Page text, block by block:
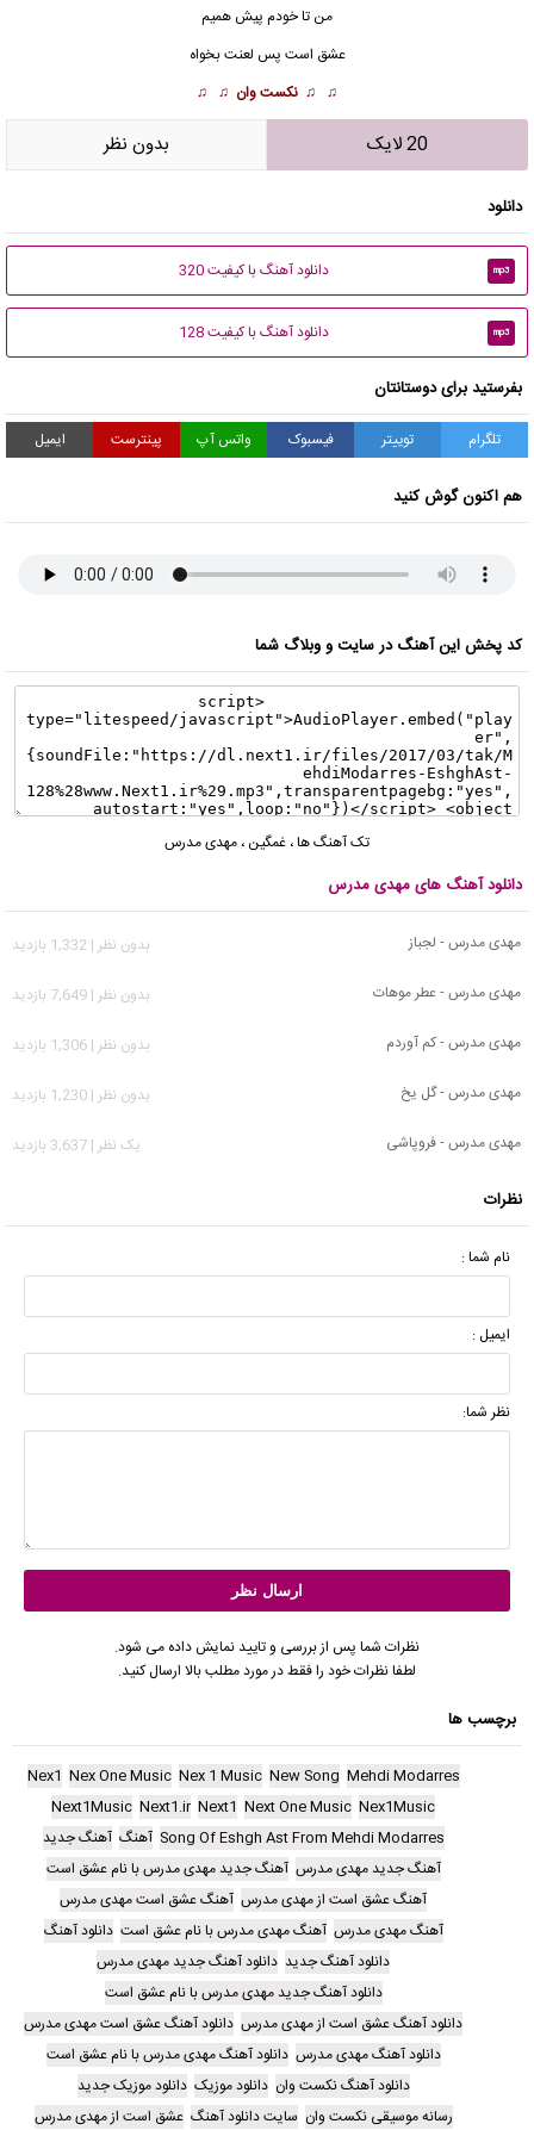
من تا خودم پیش همیم
عشق است پس لعنت بخواه
♫ ♫ نکست وان ♫ ♫
20 لایک بدون نظر
دانلود
mp3 دانلود آهنگ با کیفیت 320
mp3 دانلود آهنگ با کیفیت 128
بفرستید برای دوستانتان
تلگرام توییتر فیسبوک واتس آپ پینترست ایمیل
هم اکنون گوش کنید
کد پخش این آهنگ در سایت و وبلاگ شما
تک آهنگ ها، غمگین ، مهدی مدرس
دانلود آهنگ های مهدی مدرس
مهدی مدرس - لجباز
بدون نظر | 1,332 بازدید
مهدی مدرس - عطر موهات
بدون نظر | 7,649 بازدید
مهدی مدرس - کم آوردم
بدون نظر | 1,306 بازدید
مهدی مدرس - گل یخ
بدون نظر | 1,230 بازدید
مهدی مدرس - فروپاشی
يک نظر | 3,637 بازدید
نظرات
نام شما :
ایمیل :
نظر شما:
نظرات شما پس از بررسی و تایید نمایش داده می شود.
لطفا نظرات خود را فقط در مورد مطلب بالا ارسال کنید.
برچسب ها
Mehdi Modarres
New Song
Nex 1 Music
Nex One Music
Nex1
Nex1Music
Next One Music
Next1
Next1.ir
Next1Music
Song Of Eshgh Ast From Mehdi Modarres آهنگ آهنگ جدید
آهنگ جدید مهدی مدرس آهنگ جدید مهدی مدرس با نام عشق است
آهنگ عشق است از مهدی مدرس آهنگ عشق است مهدی مدرس
آهنگ مهدی مدرس آهنگ مهدی مدرس با نام عشق است دانلود آهنگ
دانلود آهنگ جدید دانلود آهنگ جدید مهدی مدرس
دانلود آهنگ جدید مهدی مدرس با نام عشق است
دانلود آهنگ عشق است از مهدی مدرس دانلود آهنگ عشق است مهدی مدرس
دانلود آهنگ مهدی مدرس دانلود آهنگ مهدی مدرس با نام عشق است
دانلود آهنگ نکست وان دانلود موزیک دانلود موزیک جدید
رسانه موسیقی نکست وان سایت دانلود آهنگ عشق است از مهدی مدرس